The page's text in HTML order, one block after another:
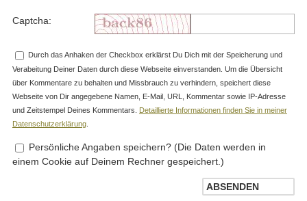
Captcha:
Durch das Anhaken der Checkbox erklärst Du Dich mit der Speicherung und
Verabeitung Deiner Daten durch diese Webseite einverstanden. Um die Übersicht
über Kommentare zu behalten und Missbrauch zu verhindern, speichert diese
Webseite von Dir angegebene Namen, E-Mail, URL, Kommentar sowie IP-Adresse
und Zeitstempel Deines Kommentars. Detaillierte Informationen finden Sie in meiner
Datenschutzerklärung
Persönliche Angaben speichern? (Die Daten werden in
einem Cookie auf Deinem Rechner gespeichert.)